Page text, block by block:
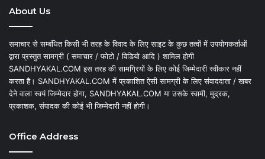
About Us
समाचार से सम्बंधित किसी भी तरह के विवाद के लिए साइट के कुछ तत्वों में उपयोगकर्ताओं
द्वारा प्रस्तुत सामग्री ( समाचार / फोटो / विडियो आदि ) शामिल होगी
SANDHYAKAL.COM इस तरह की सामग्रियों के लिए कोई जिम्मेदारी स्वीकार नहीं
करता है। SANDHYAKAL.COM में प्रकाशित ऐसी सामग्री के लिए संवाददाता / खबर
देने वाला स्वयं जिम्मेदार होगा, SANDHYAKAL.COM या उसके स्वामी, मुद्रक,
प्रकाशक, संपादक की कोई भी जिम्मेदारी नहीं होगी।
Office Address